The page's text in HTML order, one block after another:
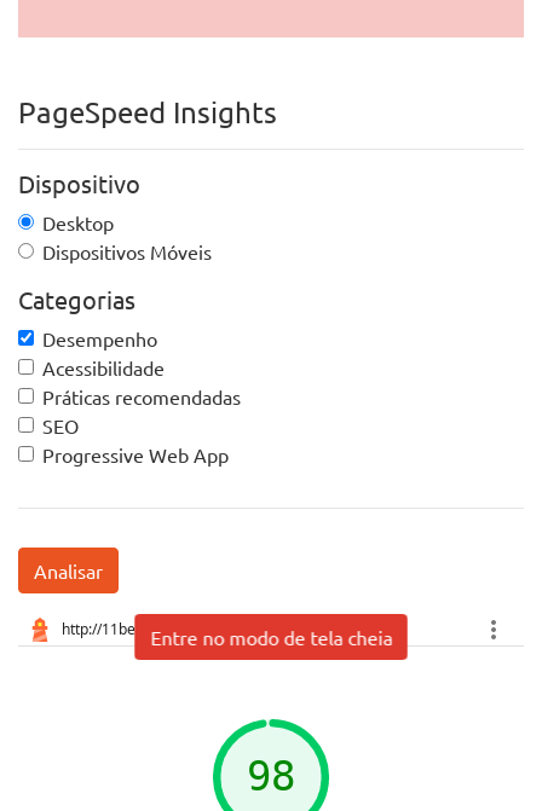
PageSpeed Insights
Dispositivo
Desktop
Dispositivos Móveis
Categorias
Desempenho
Acessibilidade
Práticas recomendadas
SEO
Progressive Web App
Analisar
Entre no modo de tela cheia